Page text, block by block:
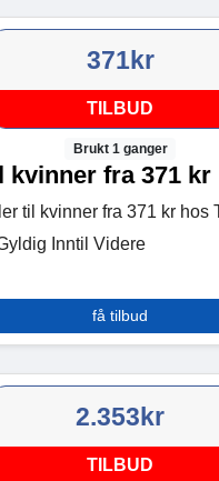
371kr
TILBUD
Brukt 1 ganger
kvinner fra 371 kr
til kvinner fra 371 kr hos
Inntil Videre
få tilbud
2.353kr
TILBUD